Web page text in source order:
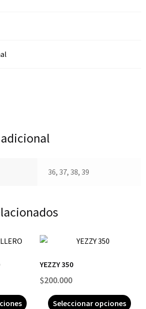
36, 37, 38, 39
YEZZY 350
$200.000
Seleccionar opciones